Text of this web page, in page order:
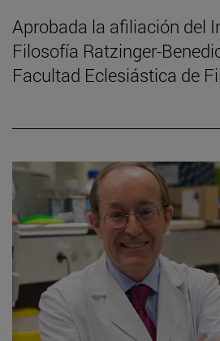
Aprobada la afiliación del
Filosofía Ratzinger-
Facultad Eclesiástica de